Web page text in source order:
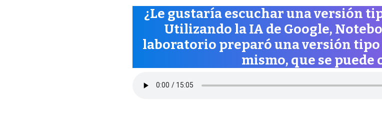
¿Le gustaría escuchar una versión
Utilizando la IA de Google,
laboratorio preparó una versión
mismo, que se puede